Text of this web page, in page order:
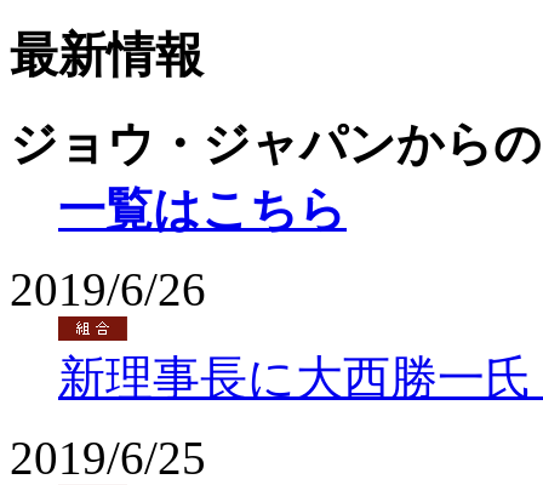
最新情報
ジョウ・ジャパンから
一覧はこちら
2019/6/26
新理事長に大西勝一
2019/6/25